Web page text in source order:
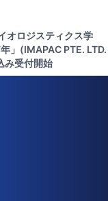
オロジスティクス学
」(IMAPAC PTE. LTD.
み受付開始